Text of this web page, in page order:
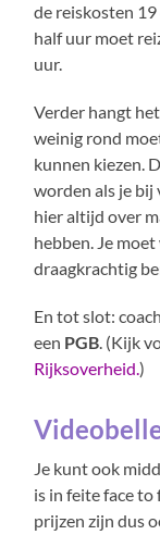
de reiskosten
half uur moet
uur.
Verder hangt
weinig rond
kunnen kiezen.
worden als je bij
hier altijd over
hebben. Je
draagkrachtig
En tot slot:
een PGB. (Kijk
Rijksoverheid.)
Je kunt ook
is in feite face to
prijzen zijn dus